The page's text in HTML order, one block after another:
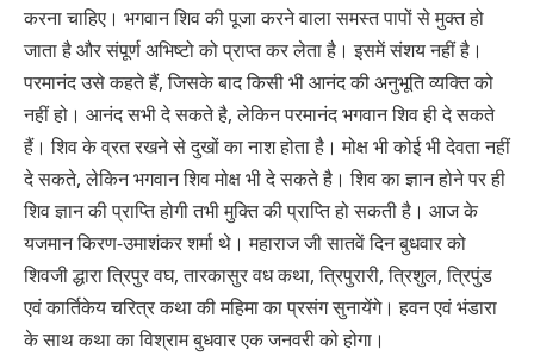
करना चाहिए। भगवान शिव की पूजा करने वाला समस्त पापों से मुक्त हो
जाता है और संपूर्ण अभिष्टो को प्राप्त कर लेता है। इसमें संशय नहीं है।
परमानंद उसे कहते हैं, जिसके बाद किसी भी आनंद की अनुभूति व्यक्ति को
नहीं हो। आनंद सभी दे सकते है, लेकिन परमानंद भगवान शिव ही दे सकते
हैं। शिव के व्रत रखने से दुखों का नाश होता है। मोक्ष भी कोई भी देवता नहीं
दे सकते, लेकिन भगवान शिव मोक्ष भी दे सकते है। शिव का ज्ञान होने पर ही
शिव ज्ञान की प्राप्ति होगी तभी मुक्ति की प्राप्ति हो सकती है। आज के
यजमान किरण-उमाशंकर शर्मा थे। महाराज जी सातवें दिन बुधवार को
शिवजी द्धारा त्रिपुर वघ, तारकासुर वध कथा, त्रिपुरारी, त्रिशुल, त्रिपुंड
एवं कार्तिकेय चरित्र कथा की महिमा का प्रसंग सुनायेंगे। हवन एवं भंडारा
के साथ कथा का विश्राम बुधवार एक जनवरी को होगा।